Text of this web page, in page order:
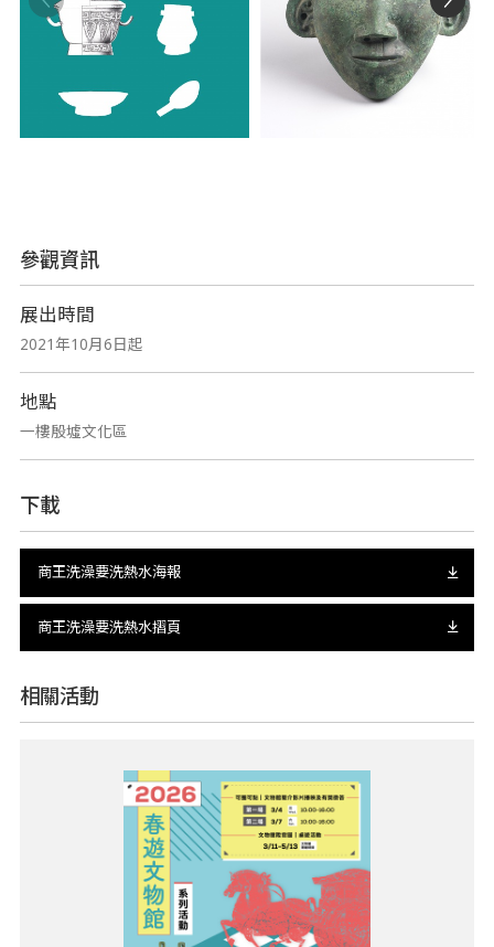
參觀資訊
展出時間
2021年10月6日起
地點
一樓殷墟文化區
下載
商王洗澡要洗熱水海報
商王洗澡要洗熱水摺頁
相關活動